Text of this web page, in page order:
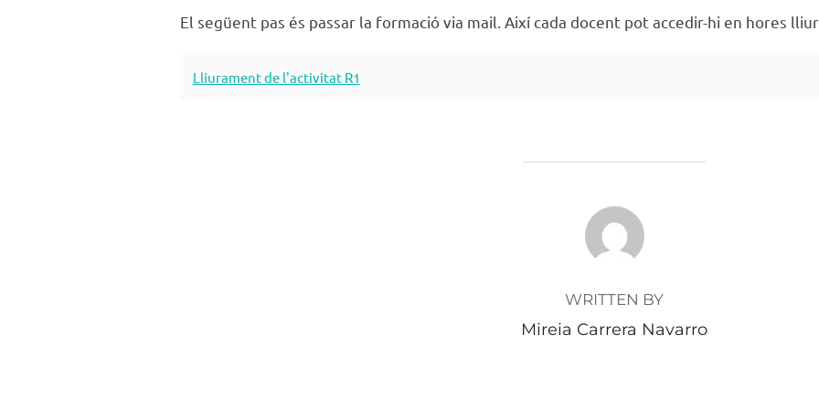
El següent pas és passar la formació via mail. Així cada docent pot accedir-hi en hores
Lliurament de l'activitat R1
POST AUTHOR
WRITTEN BY
Mireia Carrera Navarro